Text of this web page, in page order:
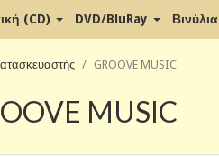
(CD) DVD/BluRay Βινύλια
GROOVE MUSIC
MUSIC